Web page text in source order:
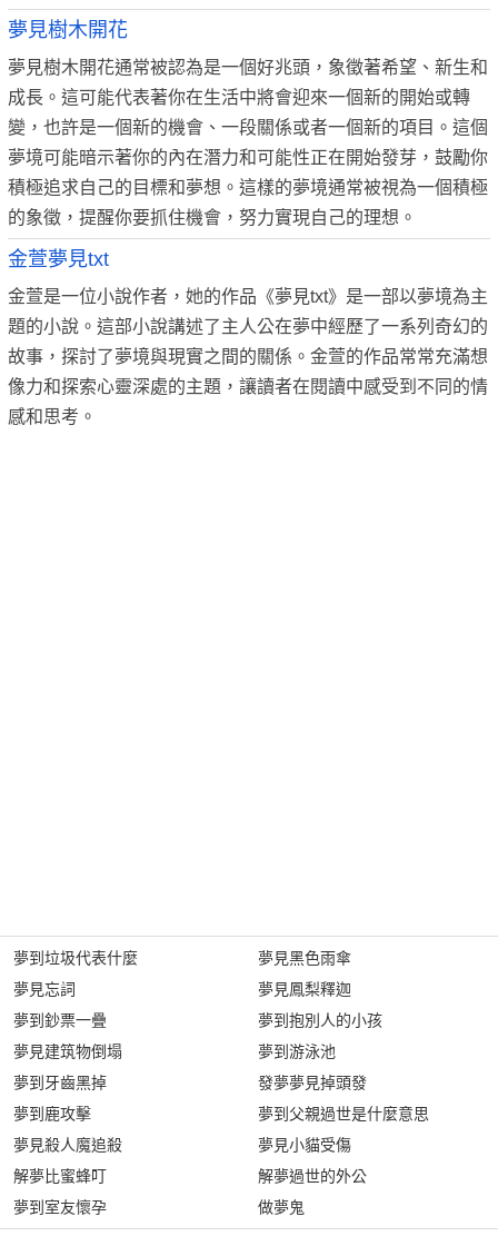
夢見樹木開花
夢見樹木開花通常被認為是一個好兆頭，象徵著希望、新生和
成長。這可能代表著你在生活中將會迎來一個新的開始或轉
變，也許是一個新的機會、一段關係或者一個新的項目。這個
夢境可能暗示著你的內在潛力和可能性正在開始發芽，鼓勵你
積極追求自己的目標和夢想。這樣的夢境通常被視為一個積極
的象徵，提醒你要抓住機會，努力實現自己的理想。
金萱夢見txt
金萱是一位小說作者，她的作品《夢見txt》是一部以夢境為主
題的小說。這部小說講述了主人公在夢中經歷了一系列奇幻的
故事，探討了夢境與現實之間的關係。金萱的作品常常充滿想
像力和探索心靈深處的主題，讓讀者在閱讀中感受到不同的情
感和思考。
夢到垃圾代表什麼
夢見忘詞
夢到鈔票一疊
夢見建筑物倒塌
夢到牙齒黑掉
夢到鹿攻擊
夢見殺人魔追殺
解夢比蜜蜂叮
夢到室友懷孕
夢見黑色雨傘
夢見鳳梨釋迦
夢到抱別人的小孩
夢到游泳池
發夢夢見掉頭發
夢到父親過世是什麼意思
夢見小貓受傷
解夢過世的外公
做夢鬼